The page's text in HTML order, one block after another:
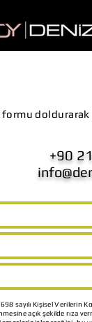
doldurarak
+90
sayılı Kişisel Verilerin
açık şekilde rıza